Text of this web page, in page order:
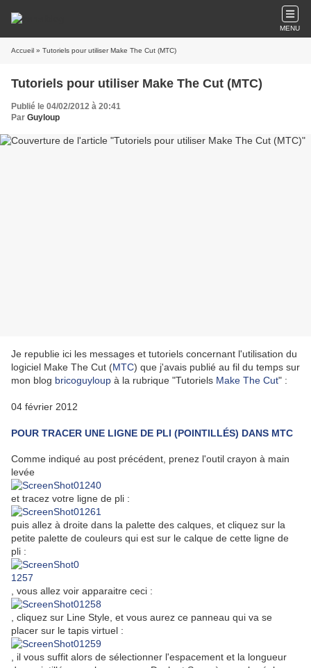
MENU
Accueil » Tutoriels pour utiliser Make The Cut (MTC)
Tutoriels pour utiliser Make The Cut (MTC)
Publié le 04/02/2012 à 20:41
Par Guyloup
Je republie ici les messages et tutoriels concernant l'utilisation du
logiciel Make The Cut (MTC) que j'avais publié au fil du temps sur
mon blog bricoguyloup à la rubrique "Tutoriels Make The Cut" :
04 février 2012
POUR TRACER UNE LIGNE DE PLI (POINTILLÉS) DANS MTC
Comme indiqué au post précédent, prenez l'outil crayon à main
levée
et tracez votre ligne de pli :
puis allez à droite dans la palette des calques, et cliquez sur la
petite palette de couleurs qui est sur le calque de cette ligne de
pli :
, vous allez voir apparaitre ceci :
, cliquez sur Line Style, et vous aurez ce panneau qui va se
placer sur le tapis virtuel :
, il vous suffit alors de sélectionner l'espacement et la longueur